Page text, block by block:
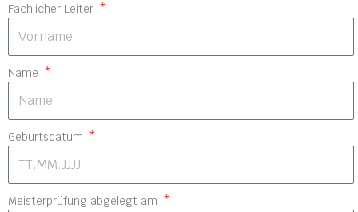
Fachlicher Leiter
Name
Geburtsdatum
Meisterprüfung abgelegt am